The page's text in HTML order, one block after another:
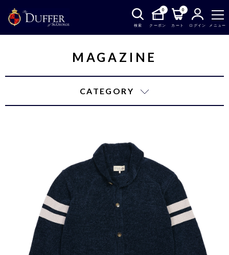
検索
0
クーポン
0
カート ログイン メニュー
MAGAZINE
CATEGORY